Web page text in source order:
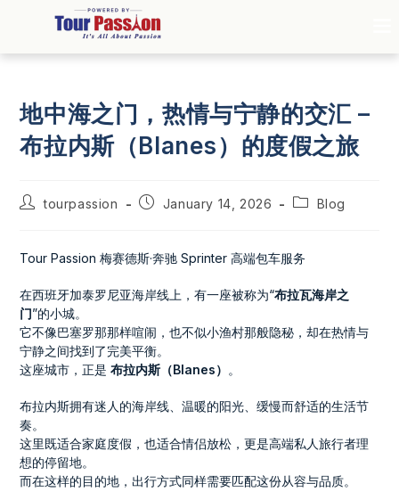
地中海之门，热情与宁静的交汇 –
布拉内斯（Blanes）的度假之旅
tourpassion January 14, 2026 Blog
Tour Passion 梅赛德斯·奔驰 Sprinter 高端包车服务
在西班牙加泰罗尼亚海岸线上，有一座被称为“布拉瓦海岸之
门”的小城。
它不像巴塞罗那那样喧闹，也不似小渔村那般隐秘，却在热情与
宁静之间找到了完美平衡。
这座城市，正是布拉内斯（Blanes） 。
布拉内斯拥有迷人的海岸线、温暖的阳光、缓慢而舒适的生活节
奏。
这里既适合家庭度假，也适合情侣放松，更是高端私人旅行者理
想的停留地。
而在这样的目的地，出行方式同样需要匹配这份从容与品质。